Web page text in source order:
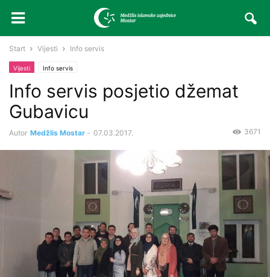
Start Vijesti Info servis
Vijesti Info servis
Info servis posjetio džemat
Gubavicu
Autor Medžlis Mostar - 07.03.2017. 3671